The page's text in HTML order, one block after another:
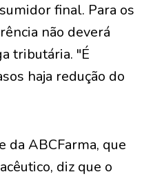
final. Para os
não deverá
tributária. "É
haja redução do
da ABCFarma, que
diz que o